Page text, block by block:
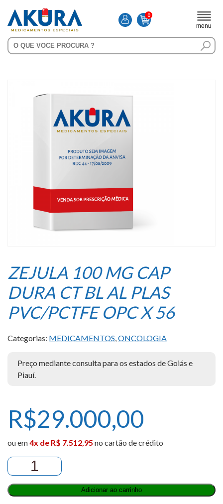
0
menu
ZEJULA 100 MG CAP
DURA CT BL AL PLAS
PVC/PCTFE OPC X 56
Categorias: MEDICAMENTOS ONCOLOGIA
Preço mediante consulta para os estados de Goiás e
Piauí.
R$29.000,00
ou em4x de R$ 7.512,95 no cartão de crédito
ZEJULA
100
MG
CAP
Adicionar ao carrinho